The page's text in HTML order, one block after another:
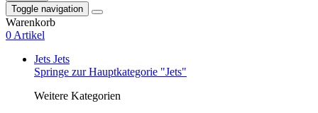
Toggle navigation
Warenkorb
0 Artikel
Jets Jets
Springe zur Hauptkategorie "Jets"
Weitere Kategorien